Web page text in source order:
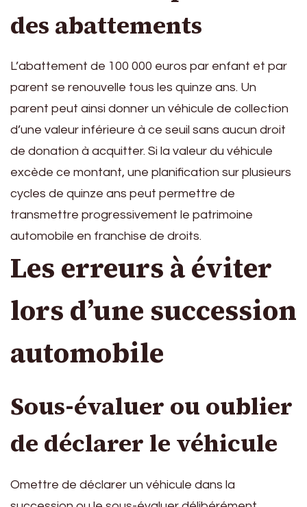
des abattements
L’abattement de 100 000 euros par enfant et par
parent se renouvelle tous les quinze ans. Un
parent peut ainsi donner un véhicule de collection
d’une valeur inférieure à ce seuil sans aucun droit
de donation à acquitter. Si la valeur du véhicule
excède ce montant, une planification sur plusieurs
cycles de quinze ans peut permettre de
transmettre progressivement le patrimoine
automobile en franchise de droits.
Les erreurs à éviter
lors d’une succession
automobile
Sous-évaluer ou oublier
de déclarer le véhicule
Omettre de déclarer un véhicule dans la